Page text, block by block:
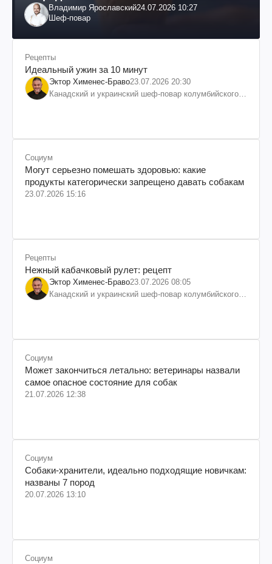
Владимир Ярославский24.07.2026 10:27
Шеф-повар
Рецепты
Идеальный ужин за 10 минут
Эктор Хименес-Браво23.07.2026 20:30
Канадский и украинский шеф-повар колумбийского
Социум
Могут серьезно помешать здоровью: какие
продукты категорически запрещено давать собакам
23.07.2026 15:16
Рецепты
Нежный кабачковый рулет: рецепт
Эктор Хименес-Браво23.07.2026 08:05
Канадский и украинский шеф-повар колумбийского
Социум
Может закончиться летально: ветеринары назвали
самое опасное состояние для собак
21.07.2026 12:38
Социум
Собаки-хранители, идеально подходящие новичкам:
названы 7 пород
20.07.2026 13:10
Социум